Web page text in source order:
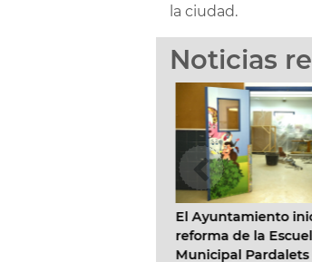
la ciudad.
Noticias
El Ayuntamiento
reforma de la
Municipal Pardalets